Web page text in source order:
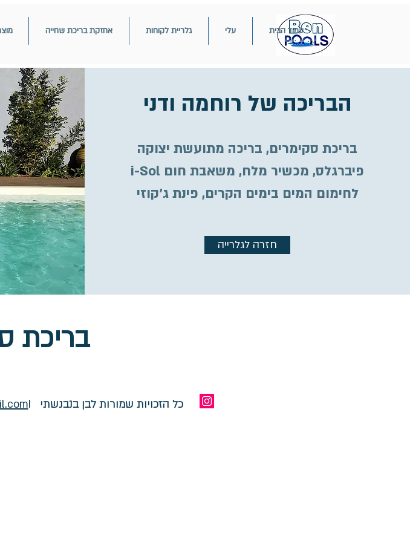
עמוד הבית עלי גלריית לקוחות אחזקת בריכת שחייה
הבריכה של רוחמה ודני
בריכת סקימרים, בריכה מתועשת יצוקה
פיברגלס, מכשיר מלח, משאבת חום i-Sol
לחימום המים בימים הקרים, פינת ג'קוזי
חזרה לגלרייה
בריכת
I כל הזכויות שמורות לבן בנבנשתי